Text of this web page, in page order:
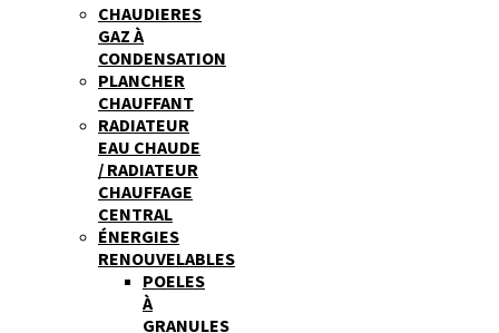
CHAUDIERES
GAZ À
CONDENSATION
PLANCHER
CHAUFFANT
RADIATEUR
EAU CHAUDE
/ RADIATEUR
CHAUFFAGE
CENTRAL
ÉNERGIES
RENOUVELABLES
POELES
À
GRANULES